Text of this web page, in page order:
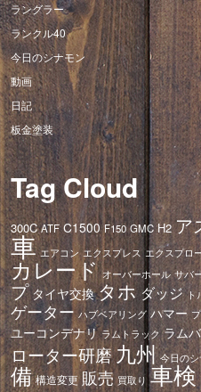
ラングラー
ランクル40
今日のシナモン
動画
日記
板金塗装
Tag Cloud
300C ATF C1500 F150 GMC H2 ア
車 エアコン エクスプレス エクスプロ
カレード オーバーホール サバ
プタイヤ交換タホ ダッジ ト
ゲーター ハブベアリング ハマー
ユーコンデナリ ラムトラック ラム
ローター研磨九州 今日の
備 構造変更 販売 買取り 車検